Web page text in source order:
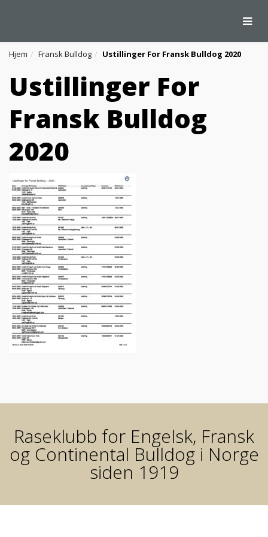
Hjem Fransk Bulldog Ustillinger For Fransk Bulldog 2020
Ustillinger For
Fransk Bulldog
2020
Raseklubb for Engelsk, Fransk
og Continental Bulldog i Norge
siden 1919